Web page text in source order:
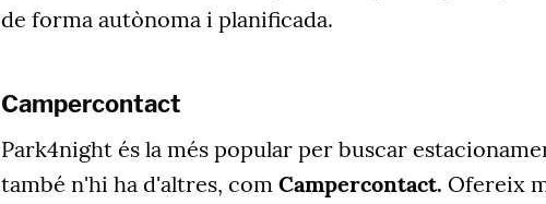
de forma autònoma i planificada.
Campercontact
Park4night és la més popular per buscar
també n'hi ha d'altres, com Campercontact. Ofereix